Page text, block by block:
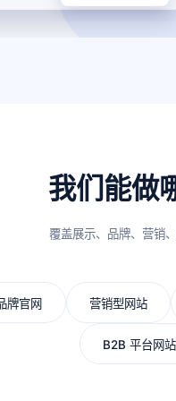
我们能做
覆盖展示、品牌、营销
牌官网 营销型网站
B2B 平台网站